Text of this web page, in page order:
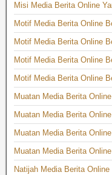
Misi Media Berita Online
Motif Media Berita Online
Motif Media Berita Online
Motif Media Berita Online
Motif Media Berita Online
Muatan Media Berita
Muatan Media Berita
Muatan Media Berita
Muatan Media Berita
Natijah Media Berita